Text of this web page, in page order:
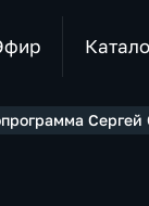
Сергей